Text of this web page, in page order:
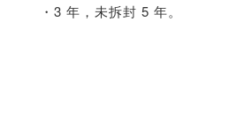
・3 年，未拆封 5 年。